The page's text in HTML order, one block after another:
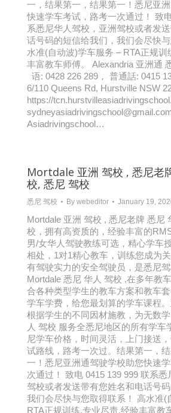
一，结果第一，结果第一！悉尼亚
快速学车考试，路考一次通过！ 致
系悉尼华人驾校，亚洲驾校或者发
话号码的短信给我们，我们会尽快
水准(自动波)学车服务 – RTA正规训
丰富教车师傅。 Alexandria 亚洲通
语: 0428 226 289， 普通話: 0415
6/110 Queens Rd, Hurstville NSW
https://
Asiadrivingschool…
Mortdale 亚洲 驾校 , 悉尼老
校, 悉尼 驾校
悉尼 驾校 By webeditor January 19,
Mortdale 亚洲 驾校 , 悉尼老牌 悉尼
校，拥有高资质的，经验丰富的
男/女华人驾驶教练可选，精心学车
相处，1对1精心教车，训练您成为
有驾驶实力的安全驾驶员，是悉尼驾
Mortdale 悉尼 华人 驾校 ,在多年教
合各种类型学生的教车方案和教车
学车学费，给您最划算的学车课程
根据学生的不同因材施教，为无数
人 驾校 服务全悉尼地区的所有学车
尼学车价格，时间灵活，上门接送
试路线，路考一次过。结果第一，
一！悉尼亚洲通驾驶学校助您快速
次通过！ 致电 0415 139 999 联系悉
驾校或者发送带有您姓名和电话号码
我们会尽快与您取得联系！ 高水准(
RTA正规训练,专业尽责,经验丰富教